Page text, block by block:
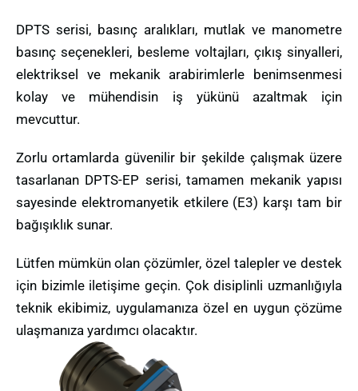
DPTS serisi, basınç aralıkları, mutlak ve manometre
basınç seçenekleri, besleme voltajları, çıkış sinyalleri,
elektriksel ve mekanik arabirimlerle benimsenmesi
kolay ve mühendisin iş yükünü azaltmak için
mevcuttur.
Zorlu ortamlarda güvenilir bir şekilde çalışmak üzere
tasarlanan DPTS-EP serisi, tamamen mekanik yapısı
sayesinde elektromanyetik etkilere (E3) karşı tam bir
bağışıklık sunar.
Lütfen mümkün olan çözümler, özel talepler ve destek
için bizimle iletişime geçin. Çok disiplinli uzmanlığıyla
teknik ekibimiz, uygulamanıza özel en uygun çözüme
ulaşmanıza yardımcı olacaktır.